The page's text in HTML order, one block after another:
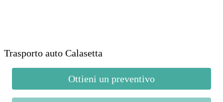
Trasporto auto Calasetta
Ottieni un preventivo